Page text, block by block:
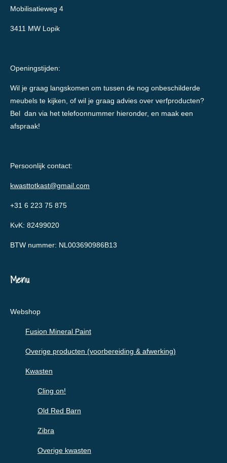
Mobilisatieweg 4
3411 MW Lopik
Openingstijden:
Wil je graag langskomen om tussen de nog onbeschilderde
meubels te kijken, of wil je graag advies over verfproducten?
Bel dan via het telefoonnummer hieronder, en maak een
afspraak!
Persoonlijk contact:
kwasttotkast@gmail.com
+31 6 223 75 875
KvK: 82499020
BTW nummer: NL003690986B13
Menu
Webshop
Fusion Mineral Paint
Overige producten (voorbereiding & afwerking)
Kwasten
Cling on!
Old Red Barn
Zibra
Overige kwasten